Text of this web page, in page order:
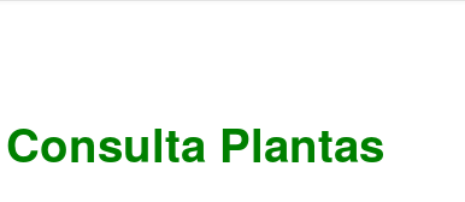
Consulta Plantas